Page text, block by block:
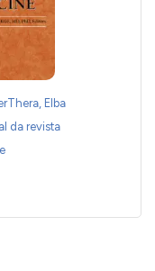
Elba
da revista